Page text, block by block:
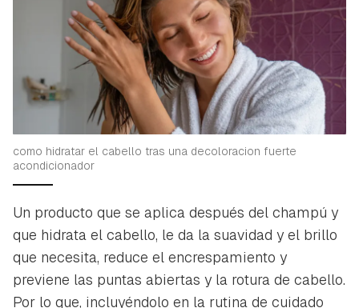
como hidratar el cabello tras una decoloracion fuerte
acondicionador
Un producto que se aplica después del champú y
que hidrata el cabello, le da la suavidad y el brillo
que necesita, reduce el encrespamiento y
previene las puntas abiertas y la rotura de cabello.
Por lo que, incluyéndolo en la rutina de cuidado